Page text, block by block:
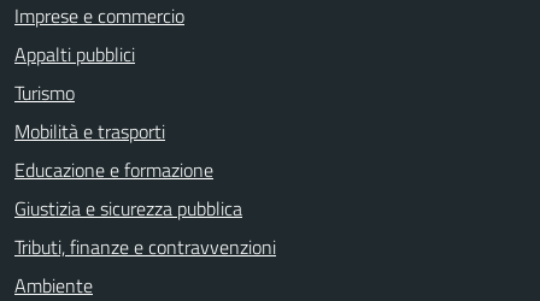
Imprese e commercio
Appalti pubblici
Turismo
Mobilità e trasporti
Educazione e formazione
Giustizia e sicurezza pubblica
Tributi, finanze e contravvenzioni
Ambiente